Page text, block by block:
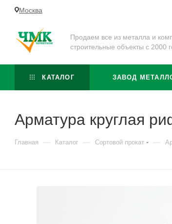
Москва
Продаем все из металла и
строительные объекты с 2000
КАТАЛОГ ЗАВОД
Арматура круглая
Главная — Каталог — Сортовой прокат —